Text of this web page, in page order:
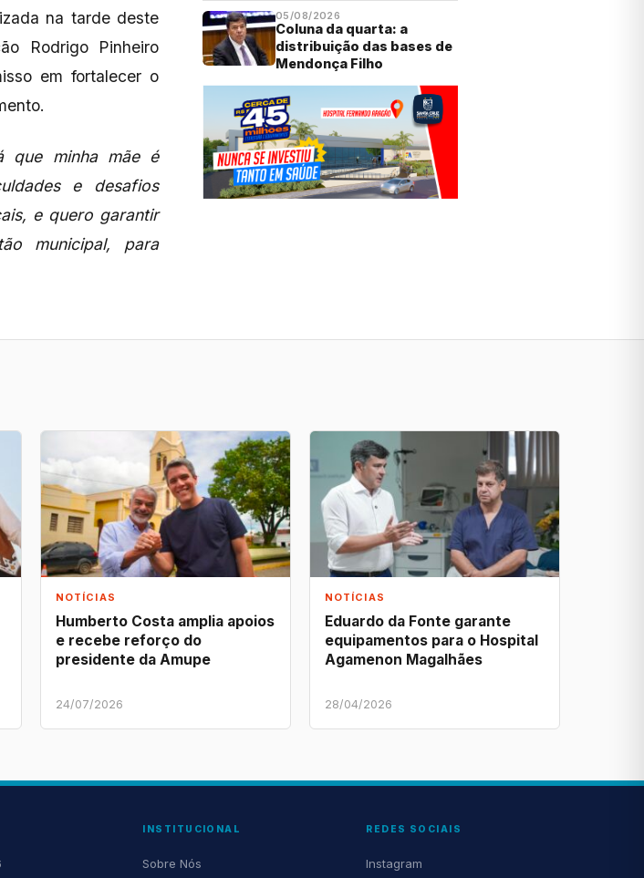
na tarde deste
Rodrigo Pinheiro
em fortalecer o
que minha mãe é
e desafios
e quero garantir
municipal, para
05/08/2026
Coluna da quarta: a
distribuição das bases de
Mendonça Filho
NOTÍCIAS
Humberto Costa amplia apoios
e recebe reforço do
presidente da Amupe
24/07/2026
NOTÍCIAS
Eduardo da Fonte garante
equipamentos para o Hospital
Agamenon Magalhães
28/04/2026
INSTITUCIONAL
Sobre Nós
REDES SOCIAIS
Instagram